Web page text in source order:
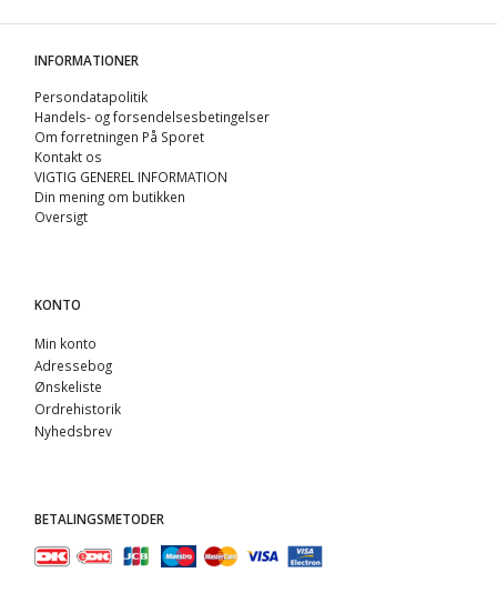
INFORMATIONER
Persondatapolitik
Handels- og forsendelsesbetingelser
Om forretningen På Sporet
Kontakt os
VIGTIG GENEREL INFORMATION
Din mening om butikken
Oversigt
KONTO
Min konto
Adressebog
Ønskeliste
Ordrehistorik
Nyhedsbrev
BETALINGSMETODER